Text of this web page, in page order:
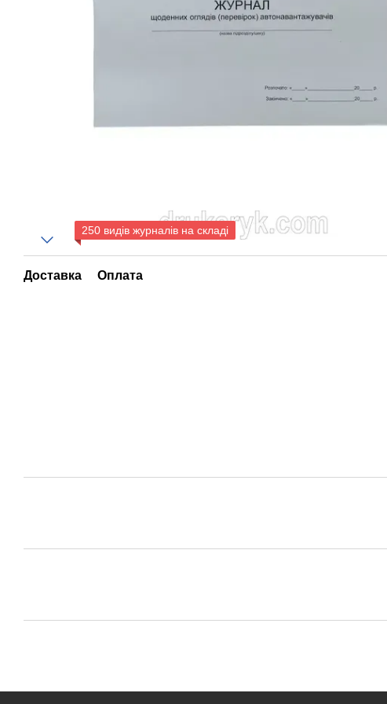
250 видів журналів на складі
Доставка Оплата